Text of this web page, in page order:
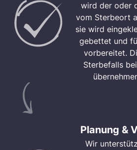
wird der oder
vom Sterbeort
sie wird
gebettet und
vorbereitet.
Sterbefalls
Planung &
Wir